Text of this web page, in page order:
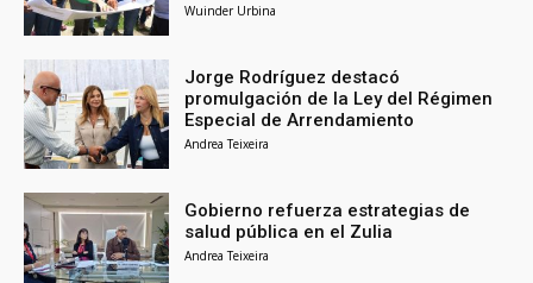
Wuinder Urbina
Jorge Rodríguez destacó
promulgación de la Ley del Régimen
Especial de Arrendamiento
Andrea Teixeira
Gobierno refuerza estrategias de
salud pública en el Zulia
Andrea Teixeira